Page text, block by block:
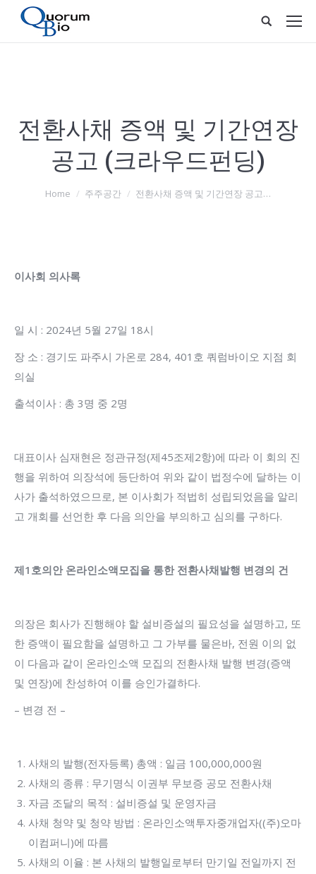
전환사채 증액 및 기간연장
공고 (크라우드펀딩)
You are here:
Home 주주공간 전환사채 증액 및 기간연장 공고…
이사회 의사록
일 시 : 2024년 5월 27일 18시
장 소 : 경기도 파주시 가온로 284, 401호 쿼럼바이오 지점 회
의실
출석이사 : 총 3명 중 2명
대표이사 심재현은 정관규정(제45조제2항)에 따라 이 회의 진
행을 위하여 의장석에 등단하여 위와 같이 법정수에 달하는 이
사가 출석하였으므로, 본 이사회가 적법히 성립되었음을 알리
고 개회를 선언한 후 다음 의안을 부의하고 심의를 구하다.
제1 호의안 온라인소액모집을 통한 전환사채발행 변경의 건
의장은 회사가 진행해야 할 설비증설의 필요성을 설명하고, 또
한 증액이 필요함을 설명하고 그 가부를 물은바, 전원 이의 없
이 다음과 같이 온라인소액 모집의 전환사채 발행 변경(증액
및 연장)에 찬성하여 이를 승인가결하다.
– 변경 전 –
사채의 발행(전자등록) 총액 : 일금 100,000,000원
사채의 종류 : 무기명식 이권부 무보증 공모 전환사채
자금 조달의 목적 : 설비증설 및 운영자금
사채 청약 및 청약 방법 : 온라인소액투자중개업자((주)오마
이컴퍼니)에 따름
사채의 이율 : 본 사채의 발행일로부터 만기일 전일까지 전